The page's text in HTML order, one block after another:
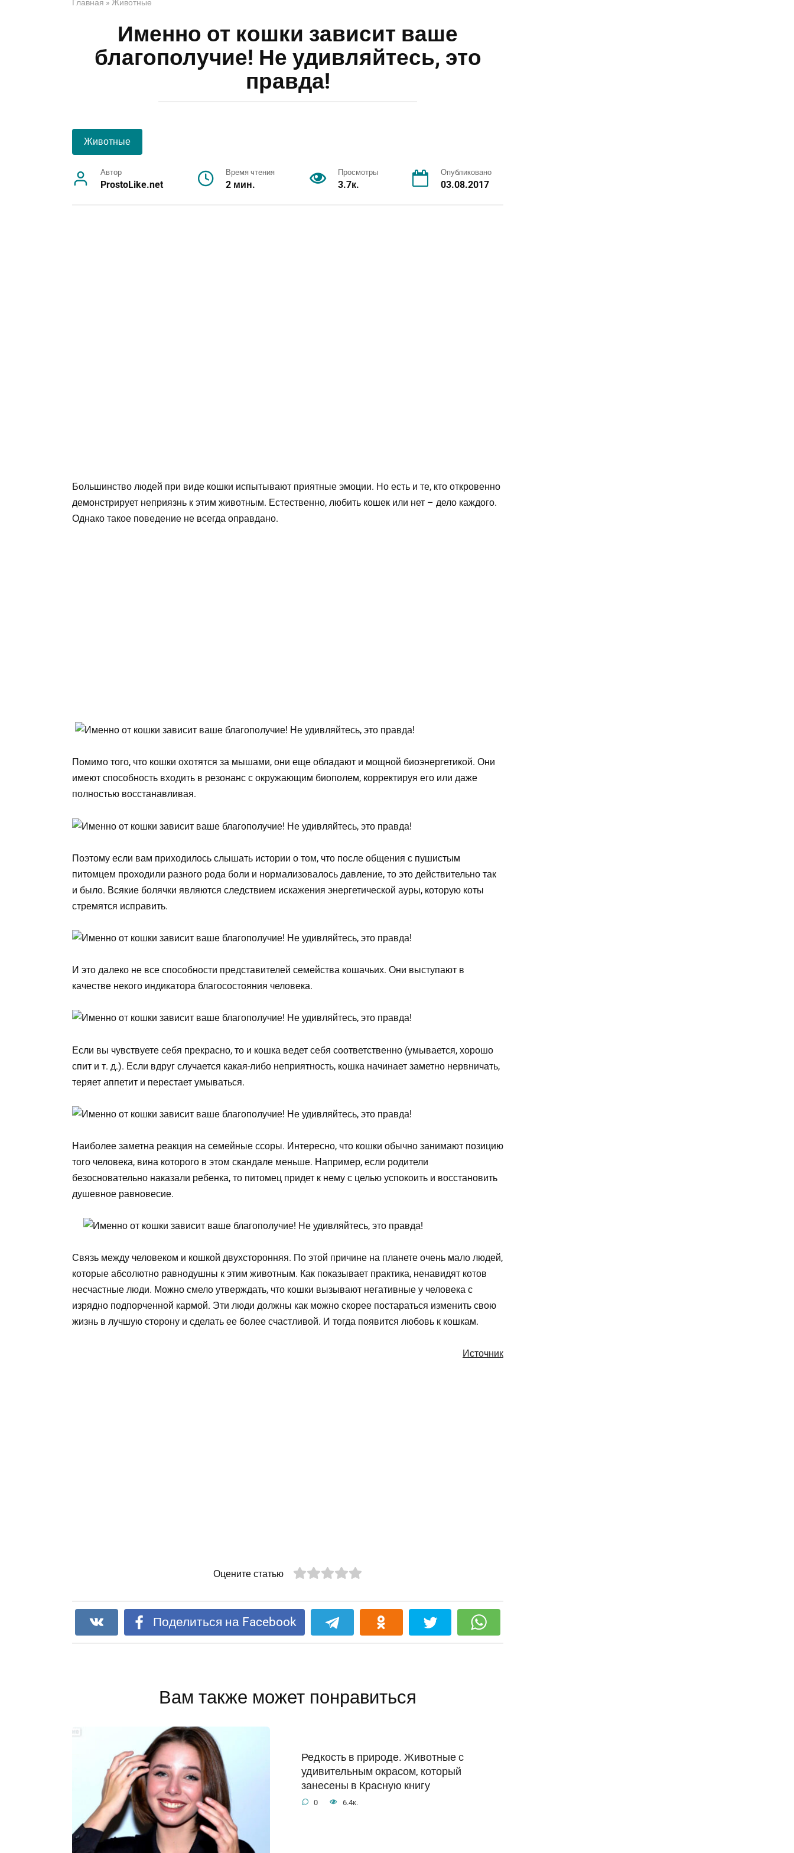
Главная » Животные
Именно от кошки зависит ваше
благополучие! Не удивляйтесь, это
правда!
Животные
Автор
ProstoLike.net
Время чтения
2 мин.
Просмотры
3.7к.
Опубликовано
03.08.2017
Большинство людей при виде кошки испытывают приятные эмоции. Но есть и те, кто откровенно
демонстрирует неприязнь к этим животным. Естественно, любить кошек или нет – дело каждого.
Однако такое поведение не всегда оправдано.
Помимо того, что кошки охотятся за мышами, они еще обладают и мощной биоэнергетикой. Они
имеют способность входить в резонанс с окружающим биополем, корректируя его или даже
полностью восстанавливая.
Поэтому если вам приходилось слышать истории о том, что после общения с пушистым
питомцем проходили разного рода боли и нормализовалось давление, то это действительно так
и было. Всякие болячки являются следствием искажения энергетической ауры, которую коты
стремятся исправить.
И это далеко не все способности представителей семейства кошачьих. Они выступают в
качестве некого индикатора благосостояния человека.
Если вы чувствуете себя прекрасно, то и кошка ведет себя соответственно (умывается, хорошо
спит и т. д.). Если вдруг случается какая-либо неприятность, кошка начинает заметно нервничать,
теряет аппетит и перестает умываться.
Наиболее заметна реакция на семейные ссоры. Интересно, что кошки обычно занимают позицию
того человека, вина которого в этом скандале меньше. Например, если родители
безосновательно наказали ребенка, то питомец придет к нему с целью успокоить и восстановить
душевное равновесие.
Связь между человеком и кошкой двухсторонняя. По этой причине на планете очень мало людей,
которые абсолютно равнодушны к этим животным. Как показывает практика, ненавидят котов
несчастные люди. Можно смело утверждать, что кошки вызывают негативные у человека с
изрядно подпорченной кармой. Эти люди должны как можно скорее постараться изменить свою
жизнь в лучшую сторону и сделать ее более счастливой. И тогда появится любовь к кошкам.
Источник
Оцените статью
Поделиться на Facebook
Вам также может понравиться
Редкость в природе. Животные с
удивительным окрасом, который
занесены в Красную книгу
0 6.4к.